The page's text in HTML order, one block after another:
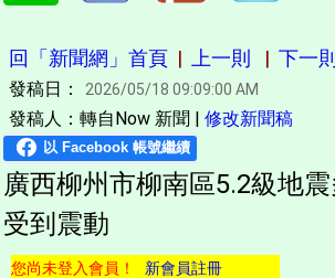
回「新聞網」首頁 | 上一則 | 下一則
發稿日： 2026/05/18 09:09:00 AM
發稿人：轉自Now 新聞 | 修改新聞稿
廣西柳州市柳南區5.2級地
受到震動
您尚未登入會員！ 新會員註冊